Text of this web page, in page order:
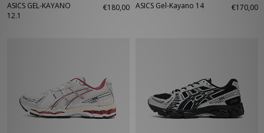
ASICS GEL-KAYANO
12.1
€180,00 ASICS Gel-Kayano 14 €170,00